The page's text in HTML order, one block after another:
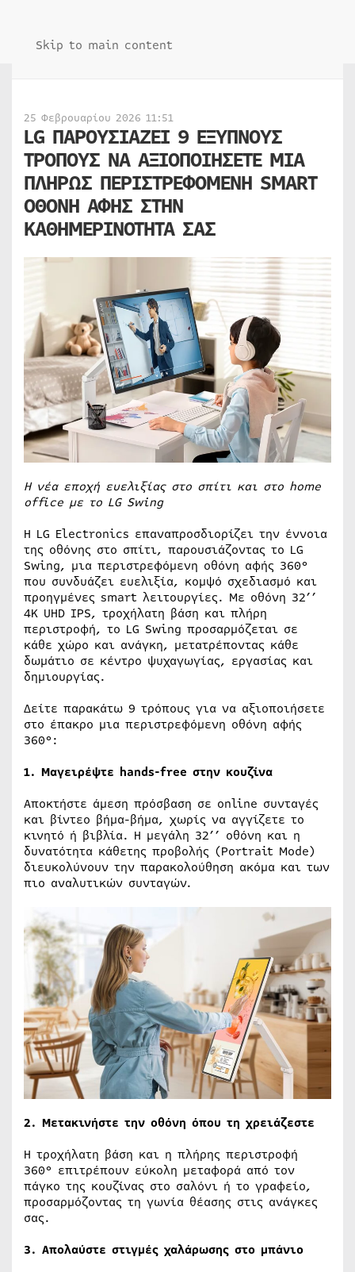
Skip to main content
25 Φεβρουαρίου 2026 11:51
LG ΠΑΡΟΥΣΙΑΖΕΙ 9 ΕΞΥΠΝΟΥΣ
ΤΡΟΠΟΥΣ ΝΑ ΑΞΙΟΠΟΙΗΣΕΤΕ ΜΙΑ
ΠΛΗΡΩΣ ΠΕΡΙΣΤΡΕΦΟΜΕΝΗ SMART
ΟΘΟΝΗ ΑΦΗΣ ΣΤΗΝ
ΚΑΘΗΜΕΡΙΝΟΤΗΤΑ ΣΑΣ
Η νέα εποχή ευελιξίας στο σπίτι και στο home
office με τo LG Swing
Η LG Electronics επαναπροσδιορίζει την έννοια
της οθόνης στο σπίτι, παρουσιάζοντας τo LG
Swing, μια περιστρεφόμενη οθόνη αφής 360°
που συνδυάζει ευελιξία, κομψό σχεδιασμό και
προηγμένες smart λειτουργίες. Με οθόνη 32’’
4K UHD IPS, τροχήλατη βάση και πλήρη
περιστροφή, το LG Swing προσαρμόζεται σε
κάθε χώρο και ανάγκη, μετατρέποντας κάθε
δωμάτιο σε κέντρο ψυχαγωγίας, εργασίας και
δημιουργίας.
Δείτε παρακάτω 9 τρόπους για να αξιοποιήσετε
στο έπακρο μια περιστρεφόμενη οθόνη αφής
360°:
1. Μαγειρέψτε hands-free στην κουζίνα
Αποκτήστε άμεση πρόσβαση σε online συνταγές
και βίντεο βήμα-βήμα, χωρίς να αγγίζετε το
κινητό ή βιβλία. Η μεγάλη 32’’ οθόνη και η
δυνατότητα κάθετης προβολής (Portrait Mode)
διευκολύνουν την παρακολούθηση ακόμα και των
πιο αναλυτικών συνταγών.
2. Μετακινήστε την οθόνη όπου τη χρειάζεστε
Η τροχήλατη βάση και η πλήρης περιστροφή
360° επιτρέπουν εύκολη μεταφορά από τον
πάγκο της κουζίνας στο σαλόνι ή το γραφείο,
προσαρμόζοντας τη γωνία θέασης στις ανάγκες
σας.
3. Απολαύστε στιγμές χαλάρωσης στο μπάνιο